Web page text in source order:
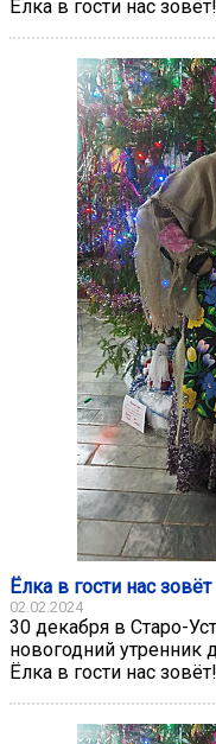
Ёлка в гости нас
Ёлка в гости нас зовёт
02.02.2024
30 декабря в Старо-
новогодний утренник
Ёлка в гости нас